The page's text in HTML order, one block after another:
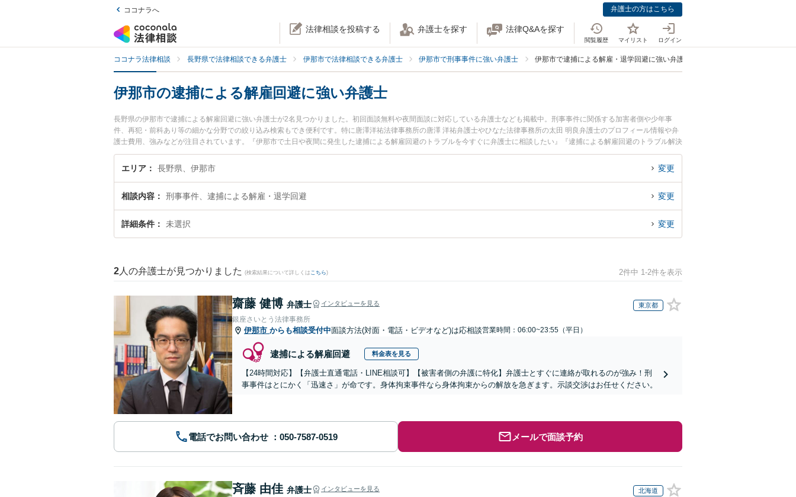
ココナラへ 弁護士の方はこちら
法律相談を投稿する 弁護士を探す 法律Q&Aを探す
閲覧履歴 マイリスト ログイン
ココナラ法律相談 長野県で法律相談できる弁護士 伊那市で法律相談できる弁護士 伊那市で刑事事件に強い弁護士 伊那市で逮捕による解雇・退学回避に強い弁護士
伊那市の逮捕による解雇回避に強い弁護士
長野県の伊那市で逮捕による解雇回避に強い弁護士が2名見つかりました。初回面談無料や夜間面談に対応している弁護士なども掲載中。刑事事件に関係する加害者側や少年事
件、再犯・前科あり等の細かな分野での絞り込み検索もでき便利です。特に唐澤洋祐法律事務所の唐澤 洋祐弁護士やひなた法律事務所の太田 明良弁護士のプロフィール情報や弁
護士費用、強みなどが注目されています。『伊那市で土日や夜間に発生した逮捕による解雇回避のトラブルを今すぐに弁護士に相談したい』『逮捕による解雇回避のトラブル解決
の実績豊富な近くの弁護士を検索したい』『初回相談無料で逮捕による解雇回避を法律相談できる伊那市内の弁護士に相談予約したい』などでお困りの相談者さんにおすすめで
す。エリア 長野県、伊那市 変更
相談内容 刑事事件、逮捕による解雇・退学回避 変更
詳細条件 未選択 変更
2 人の弁護士が見つかりました (検索結果について詳しくは こちら) 2件中 1-2件を表示
齋藤 健博 弁護士 インタビューを見る 東京都
銀座さいとう法律事務所
伊那市 からも相談受付中面談方法(対面・電話・ビデオなど)は応相談営業時間：06:00~23:55（平日）
逮捕による解雇回避 料金表を見る
【24時間対応】【弁護士直通電話・LINE相談可】【被害者側の弁護に特化】弁護士とすぐに連絡が取れるのが強み！刑
事事件はとにかく「迅速さ」が命です。身体拘束事件なら身体拘束からの解放を急ぎます。示談交渉はお任せください。
電話でお問い合わせ メールで面談予約
斉藤 由佳 弁護士 インタビューを見る 北海道